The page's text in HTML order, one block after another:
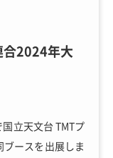
合2024年大
立天文台 TMTプ
ースを出展しま